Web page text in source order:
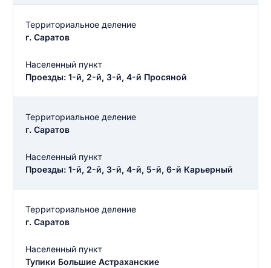
Территориальное деление
г. Саратов
Населенный пункт
Проезды: 1-й, 2-й, 3-й, 4-й Просяной
Территориальное деление
г. Саратов
Населенный пункт
Проезды: 1-й, 2-й, 3-й, 4-й, 5-й, 6-й Карьерный
Территориальное деление
г. Саратов
Населенный пункт
Тупики Большие Астраханские
Введите свое имя
Введите свой e-mail
Введите свое имя